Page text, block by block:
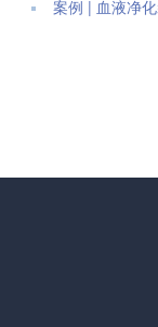
案例 | 血液净